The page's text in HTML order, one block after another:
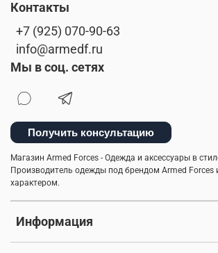
Информация
Контакты
+7 (925) 070-90-63
info@armedf.ru
Мы в соц. сетях
Получить консультацию
Магазин Armed Forces - Одежда и аксессуары в
Производитель одежды под брендом Armed
характером.